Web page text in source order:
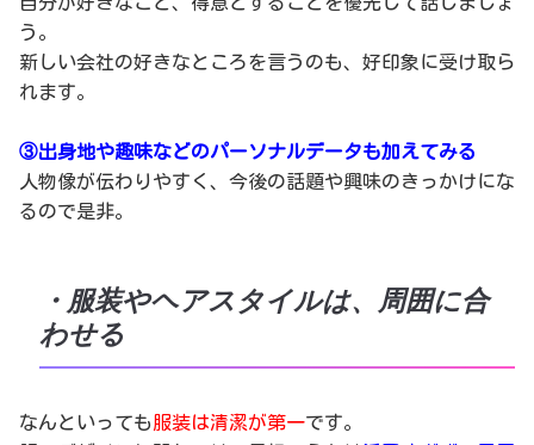
う。
新しい会社の好きなところを言うのも、好印象に受け取ら
れます。
③出身地や趣味などのパーソナルデータも加えてみる
人物像が伝わりやすく、今後の話題や興味のきっかけにな
るので是非。
・服装やヘアスタイルは、周囲に合
わせる
なんといっても服装は清潔が第一です。